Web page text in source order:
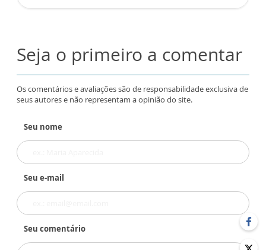
Seja o primeiro a comentar
Os comentários e avaliações são de responsabilidade exclusiva de
seus autores e não representam a opinião do site.
Seu nome
Seu e-mail
Seu comentário